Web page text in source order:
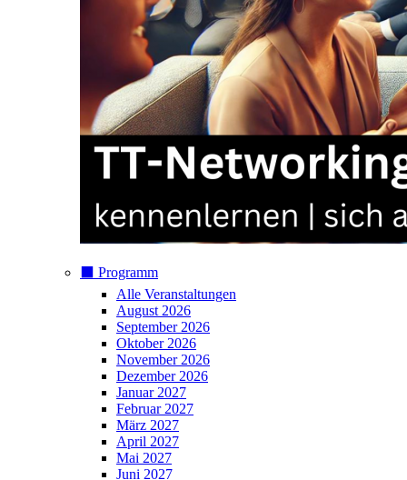
⬛️ Programm
Alle Veranstaltungen
August 2026
September 2026
Oktober 2026
November 2026
Dezember 2026
Januar 2027
Februar 2027
März 2027
April 2027
Mai 2027
Juni 2027